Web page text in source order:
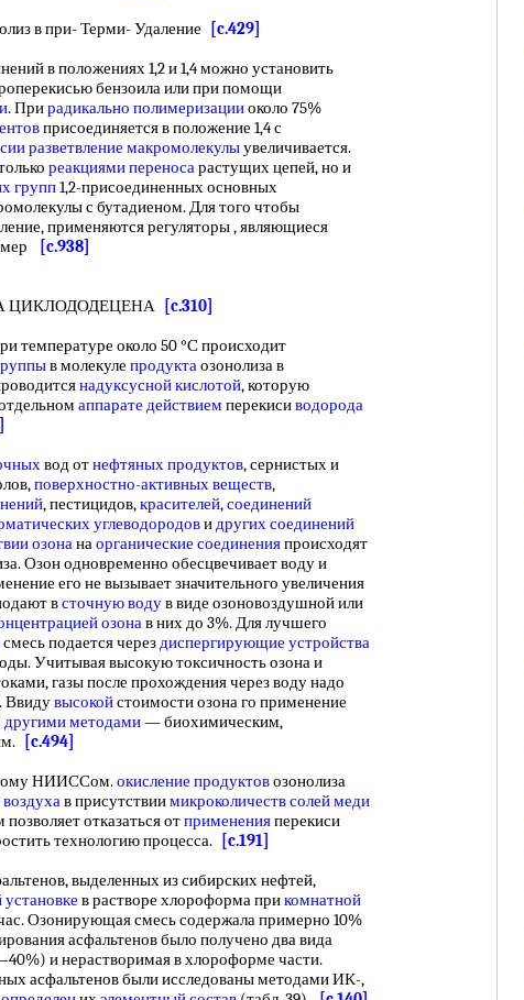
в при- Терми- Удаление
[c.429]
в положениях 1,2 и 1,4 можно установить
бензоила или при помощи
. Прирадикально полимеризацииоколо 75%
присоединяется в положение 1,4 с
разветвление макромолекулыувеличивается.
реакциями переносарастущих цепей, но и
групп1,2-присоединенных основных
с бутадиеном. Для того чтобы
применяются регуляторы , являющиеся
[c.938]
[c.310]
температуре около 50 °С происходит
в молекуле продуктаозонолиза в
надуксусной кислотой, которую
аппарате действием перекисиводорода
вод отнефтяных продуктов, сернистых и
поверхностно-активных веществ,
, пестицидов,красителей,соединений
углеводородовидругих соединений
озонанаорганические соединенияпроисходят
Озон одновременно обесцвечивает воду и
его не вызывает значительного увеличения
всточную водув виде озоновоздушной или
озонав них до 3%. Для лучшего
смесь подается черездиспергирующие устройства
Учитывая высокую токсичность озона и
газы после прохождения через воду надо
Ввидувысокойстоимости озона го применение
другими методами— биохимическим,
[c.494]
НИИССом.окисление продуктовозонолиза
в присутствиимикроколичествсолей меди
отказаться отпримененияперекиси
технологию процесса.
[c.191]
выделенных из сибирских нефтей,
в растворе хлороформа прикомнатной
Озонирующая смесь содержала примерно 10%
асфальтенов было получено два вида
и нерастворимая в хлороформе части.
асфальтенов были исследованы методами ИК-,